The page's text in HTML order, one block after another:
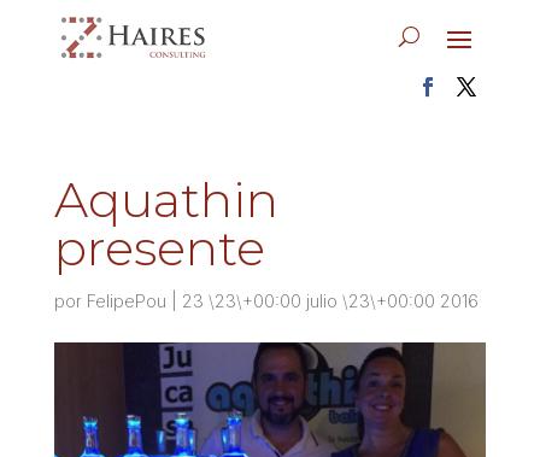
Aquathin
presente
por FelipePou 23 \23\+00:00 julio \23\+00:00 2016